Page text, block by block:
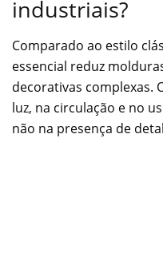
industriais?
Comparado ao estilo
essencial reduz
decorativas complexas.
luz, na circulação e no
não na presença de